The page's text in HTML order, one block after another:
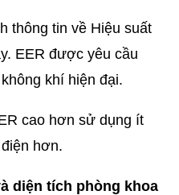
thông tin về Hiệu suất
EER được yêu cầu
khí hiện đại.
cao hơn sử dụng ít
hơn.
diện tích phòng khoa